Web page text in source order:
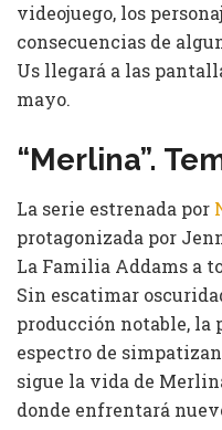
videojuego, los
consecuencias de
Us llegará a las
mayo.
“Merlina”.
La serie estrenada por
protagonizada por
La Familia Addams a
Sin escatimar
producción notable, la
espectro de
sigue la vida de
donde enfrentará